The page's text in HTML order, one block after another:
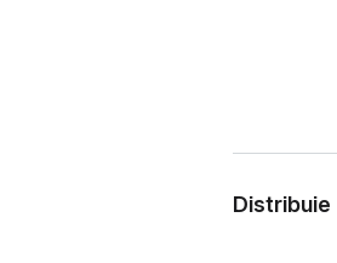
Distribuie